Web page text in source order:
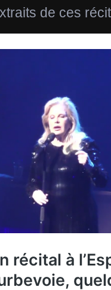
de ces